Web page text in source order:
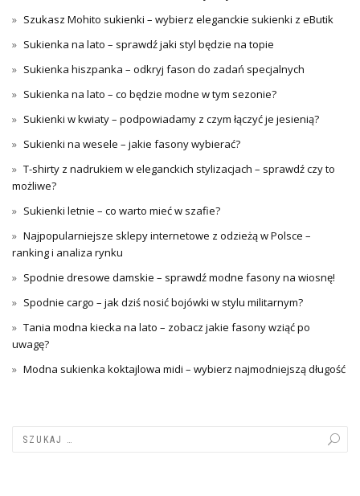
Szukasz Mohito sukienki – wybierz eleganckie sukienki z eButik
Sukienka na lato – sprawdź jaki styl będzie na topie
Sukienka hiszpanka – odkryj fason do zadań specjalnych
Sukienka na lato – co będzie modne w tym sezonie?
Sukienki w kwiaty – podpowiadamy z czym łączyć je jesienią?
Sukienki na wesele – jakie fasony wybierać?
T-shirty z nadrukiem w eleganckich stylizacjach – sprawdź czy to
możliwe?
Sukienki letnie – co warto mieć w szafie?
Najpopularniejsze sklepy internetowe z odzieżą w Polsce –
ranking i analiza rynku
Spodnie dresowe damskie – sprawdź modne fasony na wiosnę!
Spodnie cargo – jak dziś nosić bojówki w stylu militarnym?
Tania modna kiecka na lato – zobacz jakie fasony wziąć po
uwagę?
Modna sukienka koktajlowa midi – wybierz najmodniejszą długość